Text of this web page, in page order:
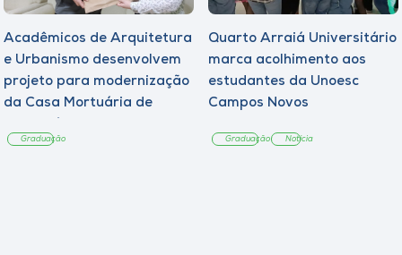
Acadêmicos de Arquitetura
e Urbanismo desenvolvem
projeto para modernização
da Casa Mortuária de
Graduação
Quarto Arraiá Universitário
marca acolhimento aos
estudantes da Unoesc
Campos Novos
Graduação Notícia